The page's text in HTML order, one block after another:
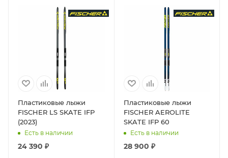
Пластиковые лыжи
FISCHER LS SKATE IFP
(2023)
Есть в наличии
24 390 ₽
Пластиковые лыжи
FISCHER AEROLITE
SKATE IFP 60
Есть в наличии
28 900 ₽